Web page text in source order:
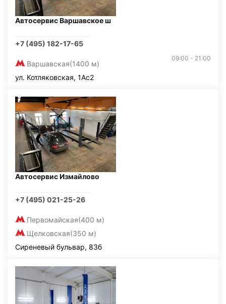
Автосервис Варшавское ш
+7 (495) 182-17-65
Варшавская(1400 м)
09:00 - 21:00
ул. Котляковская, 1Ас2
Автосервис Измайлово
+7 (495) 021-25-26
Первомайская(400 м)
Щелковская(350 м)
Сиреневый бульвар, 83б